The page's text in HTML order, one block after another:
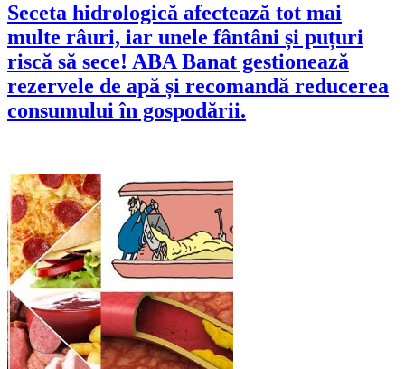
Seceta hidrologică afectează tot mai
multe râuri, iar unele fântâni și puțuri
riscă să sece! ABA Banat gestionează
rezervele de apă și recomandă reducerea
consumului în gospodării.